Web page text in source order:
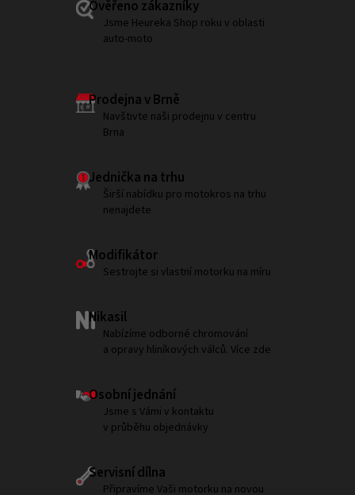
Ověřeno zákazníky
Jsme Heureka Shop roku v oblasti
auto-moto
Prodejna v Brně
Navštivte naši prodejnu v centru
Brna
Jednička na trhu
Širší nabídku pro motokros na trhu
nenajdete
Modifikátor
Sestrojte si vlastní motorku na míru
Nikasil
Nabízíme odborné chromování
a opravy hliníkových válců. Více zde
Osobní jednání
Jsme s Vámi v kontaktu
v průběhu objednávky
Servisní dílna
Připravíme Vaši motorku na novou